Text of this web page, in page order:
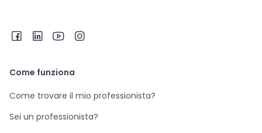
Come funziona
Come trovare il mio professionista?
Sei un professionista?